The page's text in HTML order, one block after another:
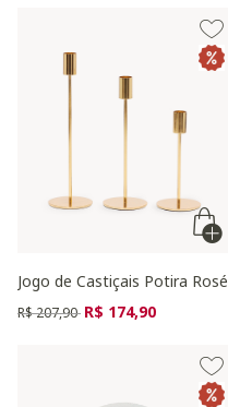
Jogo de Castiçais Potira Rosé
Preço reduzido de
R$ 207,90 para
R$ 174,90